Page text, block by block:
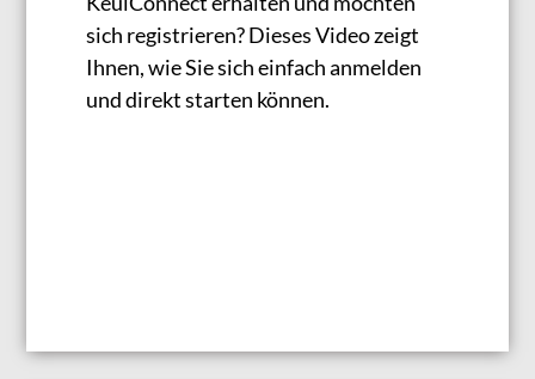
sich registrieren? Dieses Video zeigt
Ihnen, wie Sie sich einfach anmelden
und direkt starten können.